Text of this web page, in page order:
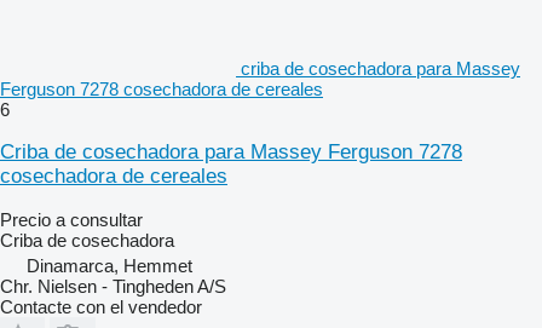
criba de cosechadora para Massey
Ferguson 7278 cosechadora de cereales
6
Criba de cosechadora para Massey Ferguson 7278
cosechadora de cereales
Precio a consultar
Criba de cosechadora
Dinamarca, Hemmet
Chr. Nielsen - Tingheden A/S
Contacte con el vendedor